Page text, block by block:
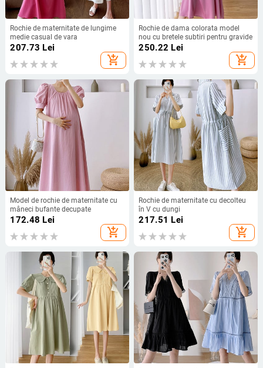
Rochie de maternitate de lungime
medie casual de vara
207.73 Lei
add_shopping_cart
Rochie de dama colorata model
nou cu bretele subtiri pentru gravide
250.22 Lei
add_shopping_cart
Model de rochie de maternitate cu
mâneci bufante decupate
172.48 Lei
add_shopping_cart
Rochie de maternitate cu decolteu
în V cu dungi
217.51 Lei
add_shopping_cart